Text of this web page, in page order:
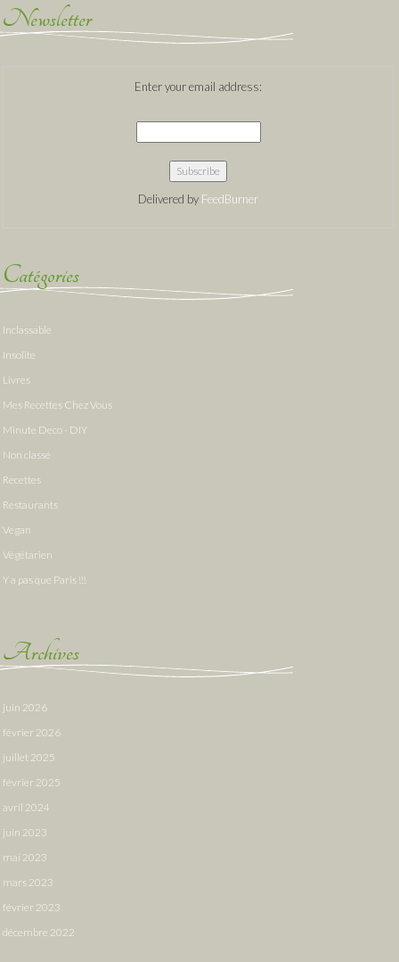
Newsletter
Enter your email address:
Delivered by FeedBurner
Catégories
Inclassable
Insolite
Livres
Mes Recettes Chez Vous
Minute Deco - DIY
Non classé
Recettes
Restaurants
Vegan
Végétarien
Y a pas que Paris !!!
Archives
juin 2026
février 2026
juillet 2025
février 2025
avril 2024
juin 2023
mai 2023
mars 2023
février 2023
décembre 2022